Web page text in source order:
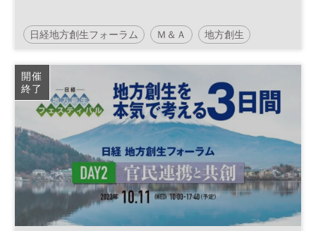
日経地方創生フォーラム Ｍ＆Ａ 地方創生
事業承継 人材育成 SDGs 官民連携
参加無料
開催
終了